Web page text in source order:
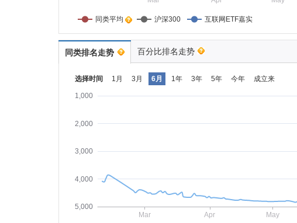
同类平均 沪深300 互联网ETF嘉实
同类排名走势 百分比排名走势
选择时间 1月 3月 6月 1年 3年 5年 今年 成立来
1,000
2,000
3,000
4,000
5,000
Mar
Apr May